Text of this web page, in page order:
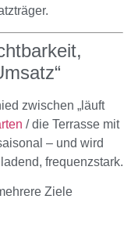
zwischen „läuft
/ die Terrasse mit
– und wird
frequenzstark.
Ziele